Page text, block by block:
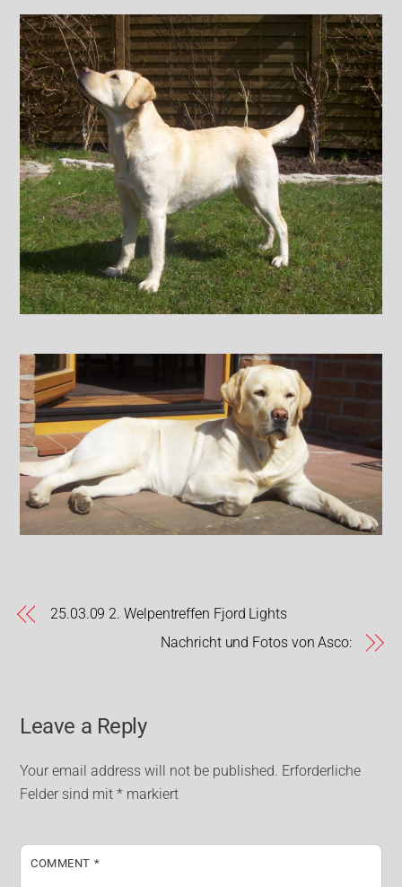
25.03.09 2. Welpentreffen Fjord Lights
Nachricht und Fotos von Asco:
Leave a Reply
Your email address will not be published. Erforderliche
Felder sind mit* markiert
COMMENT *